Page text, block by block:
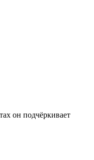
он подчёркивает